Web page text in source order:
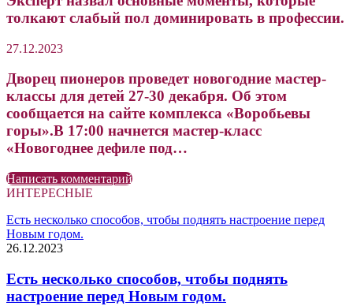
толкают слабый пол доминировать в профессии.
27.12.2023
Дворец пионеров проведет новогодние мастер-
классы для детей 27-30 декабря. Об этом
сообщается на сайте комплекса «Воробьевы
горы».В 17:00 начнется мастер-класс
«Новогоднее дефиле под…
Написать комментарий
ИНТЕРЕСНЫЕ
Есть несколько способов, чтобы поднять настроение перед
Новым годом.
26.12.2023
Есть несколько способов, чтобы поднять
настроение перед Новым годом.